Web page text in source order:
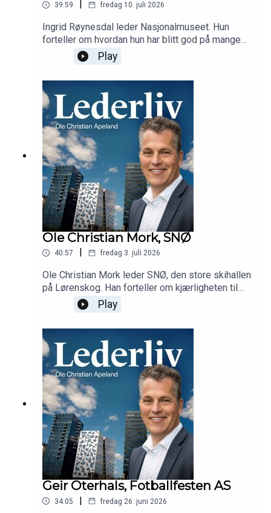
39:59 fredag 10. juli 2026
Ingrid Røynesdal leder Nasjonalmuseet. Hun
forteller om hvordan hun har blitt god på mange
ulike arenaer, interessen for kritikk, mangfoldet på
museet og hva du bør se på Nasjonalmuseet i
sommer.
Play
Ole Christian Mork, SNØ
40:57 fredag 3. juli 2026
Ole Christian Mork leder SNØ, den store skihallen
på Lørenskog. Han forteller om kjærligheten til
vintersport, sommerturister, Lørenskog som
destinasjon for proffer, myter om skihallen og
betydningen av å åpenhet i lederrollen.
Play
Geir Oterhals, Fotballfesten AS
34:05 | fredag 26. juni 2026